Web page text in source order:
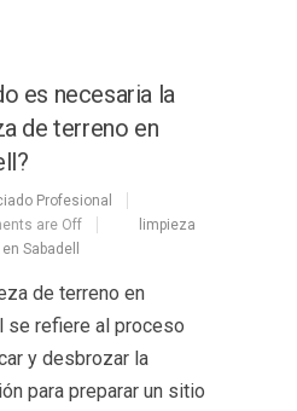
es necesaria la
de terreno en
Profesional
are Off
limpieza
Sabadell
de terreno en
se refiere al proceso
y desbrozar la
para preparar un sitio